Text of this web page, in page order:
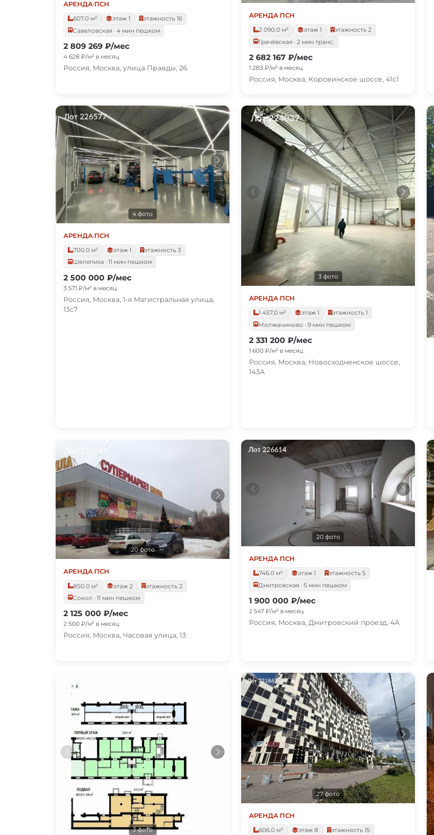
АРЕНДА·ПСН
607.0 м²
этаж 1
этажность 16
Савеловская · 4 мин пешком
2 809 269 ₽/мес
4 628 ₽/м² в месяц
Россия, Москва, улица Правды, 26
АРЕНДА·ПСН
2 090.0 м²
этаж 1
этажность 2
Грачёвская · 2 мин транс.
2 682 167 ₽/мес
1 283 ₽/м² в месяц
Россия, Москва, Коровинское шоссе, 41с1
4 фото
АРЕНДА·ПСН
700.0 м²
этаж 1
этажность 3
Шелепиха · 11 мин пешком
2 500 000 ₽/мес
3 571 ₽/м² в месяц
Россия, Москва, 1-я Магистральная улица,
13с7
3 фото
АРЕНДА·ПСН
1 457.0 м²
этаж 1
этажность 1
Молжаниново · 9 мин пешком
2 331 200 ₽/мес
1 600 ₽/м² в месяц
Россия, Москва, Новосходненское шоссе,
143А
20 фото
АРЕНДА·ПСН
850.0 м²
этаж 2
этажность 2
Сокол · 11 мин пешком
2 125 000 ₽/мес
2 500 ₽/м² в месяц
Россия, Москва, Часовая улица, 13
20 фото
АРЕНДА·ПСН
746.0 м²
этаж 1
этажность 5
Дмитровская · 5 мин пешком
1 900 000 ₽/мес
2 547 ₽/м² в месяц
Россия, Москва, Дмитровский проезд, 4А
3 фото
27 фото
АРЕНДА·ПСН
606.0 м²
этаж 8 этажность 15